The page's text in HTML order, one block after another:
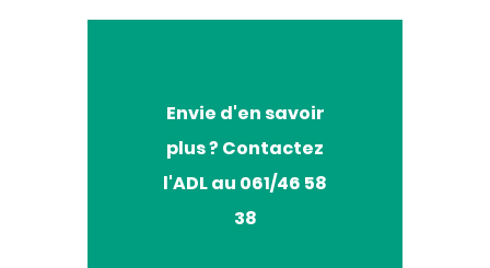
d'en
savoir
plus
Envie d'en savoir
plus ? Contactez
l'ADL au 061/46 58
38